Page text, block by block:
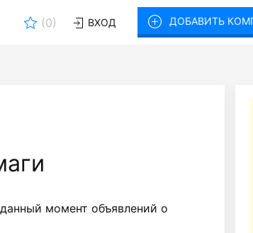
(0) ВХОД ДОБАВИТЬ
момент объявлений о